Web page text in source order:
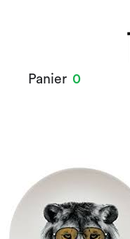
Panier 0